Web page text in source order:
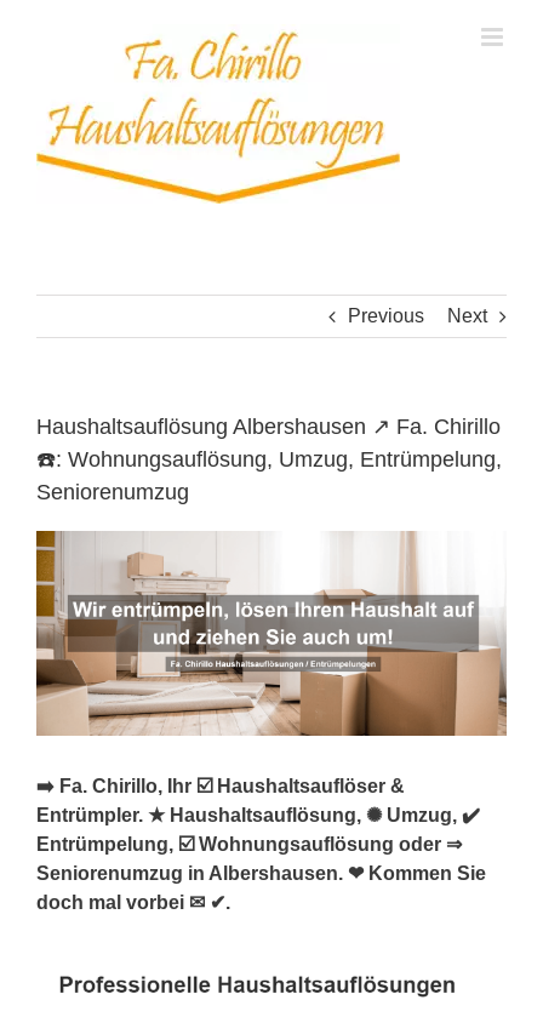
Previous Next
Haushaltsauflösung Albershausen ↗️ Fa. Chirillo
☎️: Wohnungsauflösung, Umzug, Entrümpelung,
Seniorenumzug
➡️ Fa. Chirillo, Ihr ☑️ Haushaltsauflöser &
Entrümpler. ★ Haushaltsauflösung, ✺ Umzug, ✔️
Entrümpelung, ☑️ Wohnungsauflösung oder ⇒
Seniorenumzug in Albershausen. ❤ Kommen Sie
doch mal vorbei ✉ ✔.